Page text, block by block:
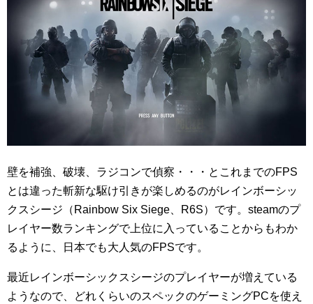
壁を補強、破壊、ラジコンで偵察・・・とこれまでのFPS
とは違った斬新な駆け引きが楽しめるのがレインボーシッ
クスシージ（Rainbow Six Siege、R6S）です。steamのプ
レイヤー数ランキングで上位に入っていることからもわか
るように、日本でも大人気のFPSです。
最近レインボーシックスシージのプレイヤーが増えている
ようなので、どれくらいのスペックのゲーミングPCを使え